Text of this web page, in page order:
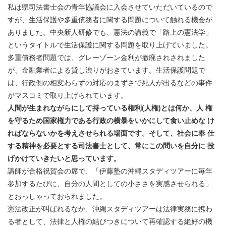
私は県司法書士会の青年協議会に入会させていただいているので
すが、生活保護や多重債務者に関する問題について触れる機会が
ありました。中央新人研修でも、憲法の講義で「路上の憲法学」
というタイトルで生活保護に関する問題を取り上げていました。
多重債務者問題では、グレーゾーン金利が撤廃されされました
が、金融業者による貸し渋りがおきています。生活保護問題で
は、行政側の相変わらずの対応のまずさで死人が出るなどの事件
がマスコミで取り上げられています。
人間が生まれながらにして持っている権利(人権)とは何か、人 権
を守るため国家権力である行政の横暴をいかにして食い止めな け
ればならないかを考えさせられる場面です。そして、社会に奉 仕
する精神を必要とする司法書士として、常にこの問いを自分に 投
げかけていきたいと思っています。
講師が合格祝賀会の席で、「伊藤塾の沖縄スタディツアーに毎年
参加するたびに、自分の人間としての小ささを実感させられる」
とおっしゃっておられました。
憲法改正が叫ばれるなか、沖縄スタディツアーは法律実務に携わ
る者として、法律と人権の結びつきについて再確認する絶好の機